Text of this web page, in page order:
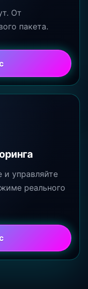
От
пакета.
и управляйте
реального